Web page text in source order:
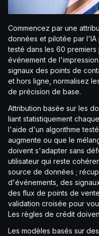
Commencez par une
données et pilotée par
testé dans les 60
événement de
signaux des points de
et hors ligne, normalisez
de précision de base.
Attribution basée sur les
liant statistiquement
l'aide d'un algorithme
augmente ou que le
doivent s'adapter sans
utilisateur qui reste
source de données ;
d'événements, des
des flux de points de
validation croisée pour
Les règles de crédit
Les modèles basés sur